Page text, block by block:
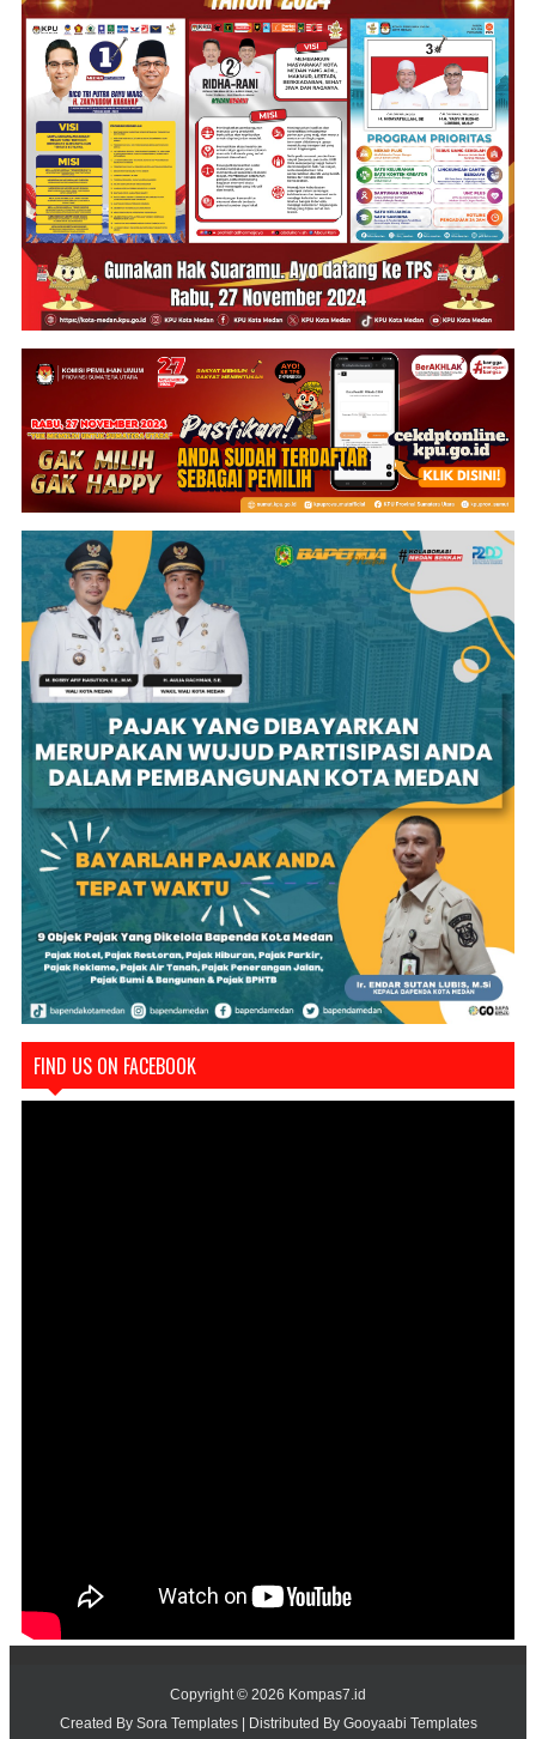
FIND US ON FACEBOOK
Copyright © 2026 Kompas7.id
Created By Sora Templates| Distributed By Gooyaabi Templates